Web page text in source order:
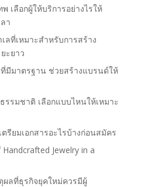
เลือกผู้ให้บริการอย่างไรให้
า
ลที่เหมาะสำหรับการสร้าง
ะยาว
ที่มีมาตรฐาน ช่วยสร้างแบรนด์ให้
รรมชาติ เลือกแบบไหนให้เหมาะ
รียมเอกสารอะไรบ้างก่อนสมัคร
Jewelry in a
ลที่ธุรกิจยุคใหม่ควรมีผู้